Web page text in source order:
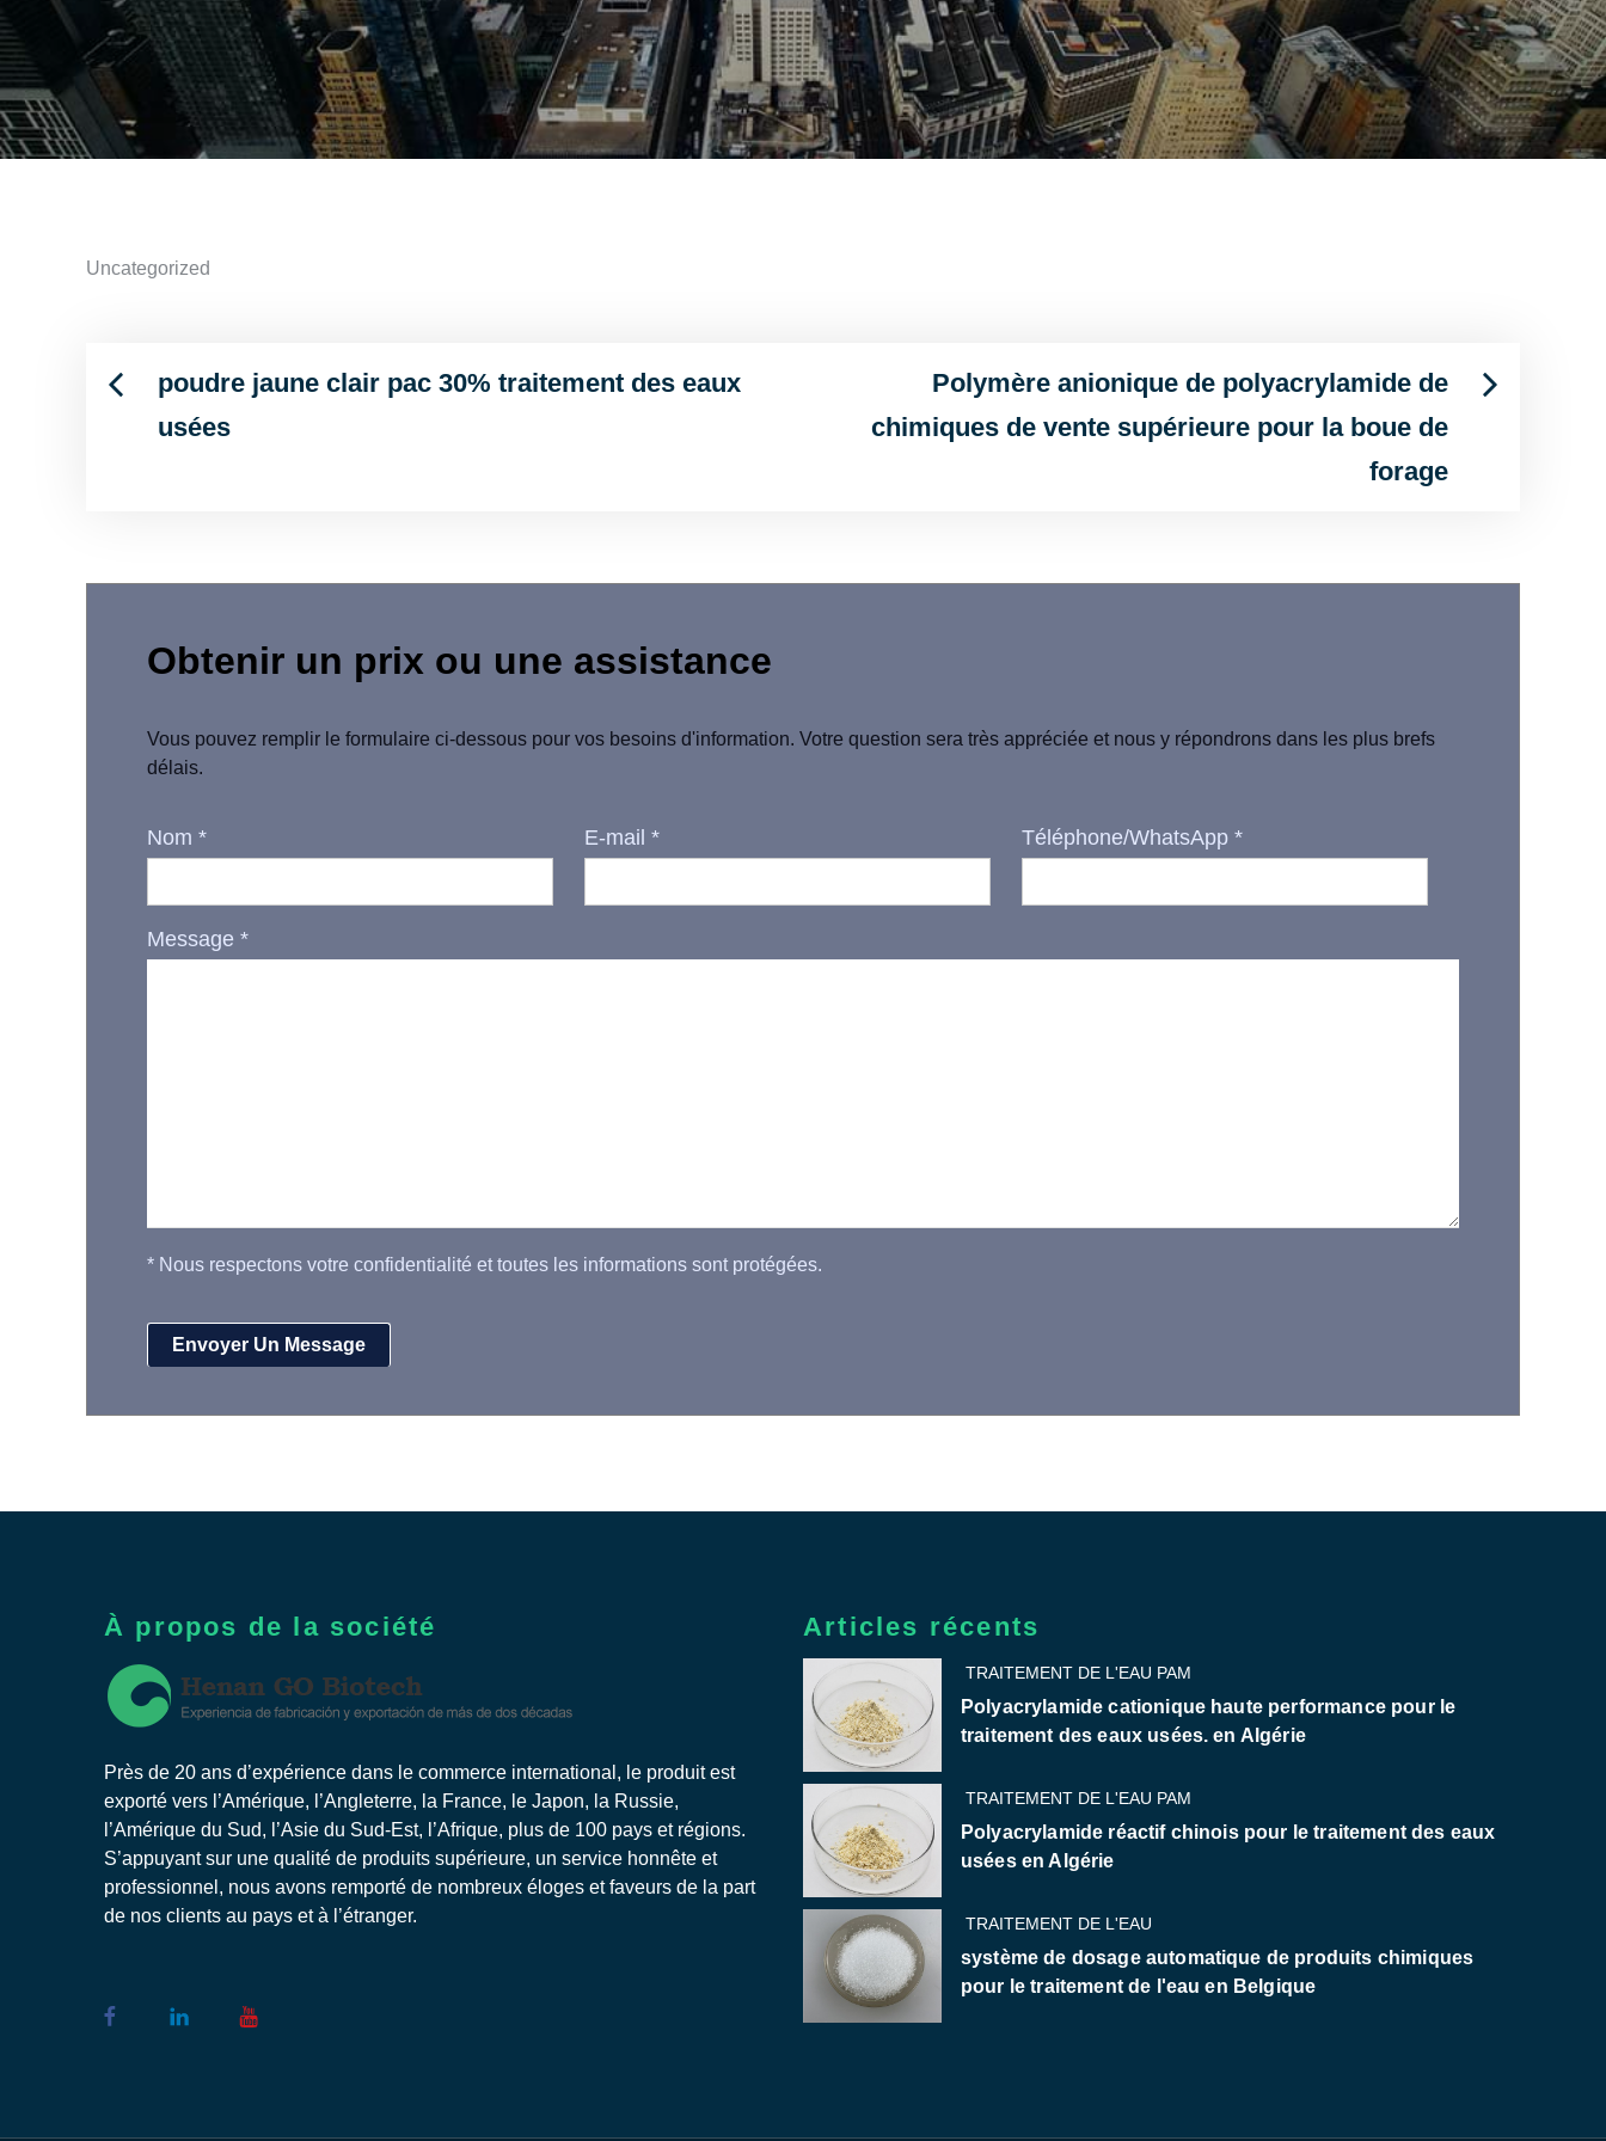
Uncategorized
Postpoudre jaune clair pac 30% traitement des eaux
usées
Polymère anionique de polyacrylamide de
chimiques de vente supérieure pour la boue de
forage
Obtenir un prix ou une assistance
Vous pouvez remplir le formulaire ci-dessous pour vos besoins d'information. Votre question sera très appréciée et nous y répondrons dans les plus brefs
délais.
Nom * E-mail * Téléphone/WhatsApp *
Message *
* Nous respectons votre confidentialité et toutes les informations sont protégées.
À propos de la société
Près de 20 ans d’expérience dans le commerce international, le produit est
exporté vers l’Amérique, l’Angleterre, la France, le Japon, la Russie,
l’Amérique du Sud, l’Asie du Sud-Est, l’Afrique, plus de 100 pays et régions.
S’appuyant sur une qualité de produits supérieure, un service honnête et
professionnel, nous avons remporté de nombreux éloges et faveurs de la part
de nos clients au pays et à l’étranger.
Articles récents
TRAITEMENT DE L'EAU PAM
Polyacrylamide cationique haute performance pour le
traitement des eaux usées. en Algérie
TRAITEMENT DE L'EAU PAM
Polyacrylamide réactif chinois pour le traitement des eaux
usées en Algérie
TRAITEMENT DE L'EAU
système de dosage automatique de produits chimiques
pour le traitement de l'eau en Belgique